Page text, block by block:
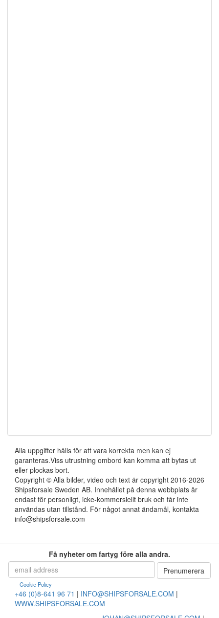
Alla uppgifter hålls för att vara korrekta men kan ej
garanteras.Viss utrustning ombord kan komma att bytas ut
eller plockas bort.
Copyright © Alla bilder, video och text är copyright 2016-2026
Shipsforsale Sweden AB. Innehållet på denna webbplats är
endast för personligt, icke-kommersiellt bruk och får inte
användas utan tillstånd. För något annat ändamål, kontakta
info@shipsforsale.com
Få nyheter om fartyg före alla andra.
Cookie Policy
+46 (0)8-641 96 71 | INFO@SHIPSFORSALE.COM |
WWW.SHIPSFORSALE.COM